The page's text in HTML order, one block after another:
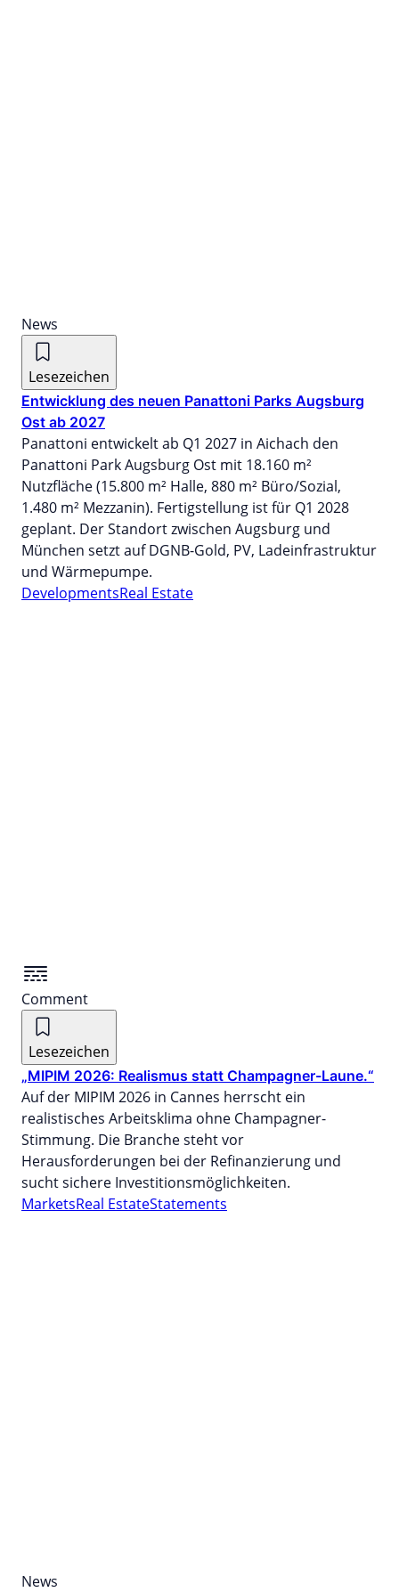
News
Lesezeichen
Entwicklung des neuen Panattoni Parks Augsburg
Ost ab 2027
Panattoni entwickelt ab Q1 2027 in Aichach den
Panattoni Park Augsburg Ost mit 18.160 m²
Nutzfläche (15.800 m² Halle, 880 m² Büro/Sozial,
1.480 m² Mezzanin). Fertigstellung ist für Q1 2028
geplant. Der Standort zwischen Augsburg und
München setzt auf DGNB-Gold, PV, Ladeinfrastruktur
und Wärmepumpe.
DevelopmentsReal Estate
Comment
Lesezeichen
„MIPIM 2026: Realismus statt Champagner-Laune.“
Auf der MIPIM 2026 in Cannes herrscht ein
realistisches Arbeitsklima ohne Champagner-
Stimmung. Die Branche steht vor
Herausforderungen bei der Refinanzierung und
sucht sichere Investitionsmöglichkeiten.
MarketsReal EstateStatements
News